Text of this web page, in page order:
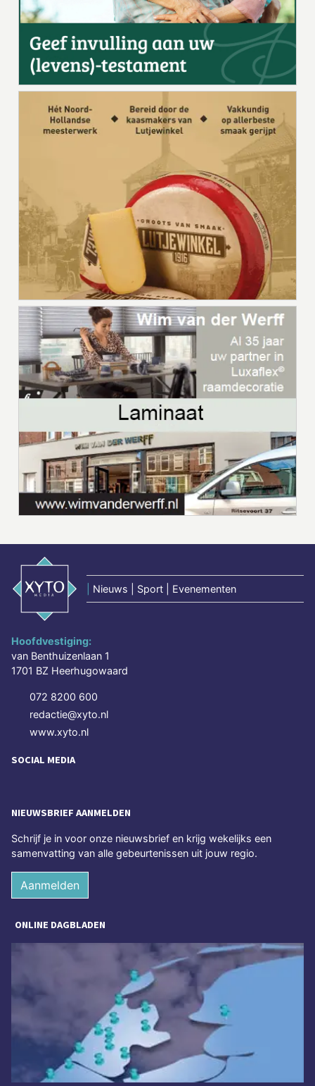
Nieuws | Sport | Evenementen
Hoofdvestiging:
van Benthuizenlaan 1
1701 BZ Heerhugowaard
072 8200 600
redactie@xyto.nl
www.xyto.nl
SOCIAL MEDIA
NIEUWSBRIEF AANMELDEN
Schrijf je in voor onze nieuwsbrief en krijg wekelijks een
samenvatting van alle gebeurtenissen uit jouw regio.
Aanmelden
ONLINE DAGBLADEN